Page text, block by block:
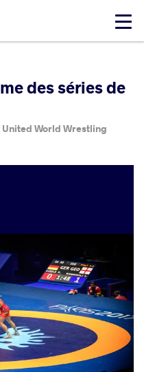
Click
mobile
menu
des séries de
United World Wrestling